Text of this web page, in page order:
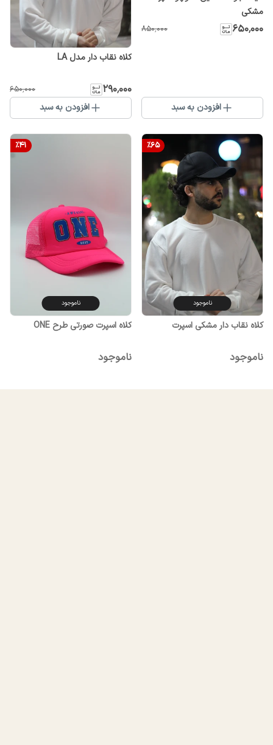
مشکی
۶۵۰٬۰۰۰ ۸۵۰٬۰۰۰
افزودن به سبد
کلاه نقاب دار مدل LA
۲۹۰٬۰۰۰ ۶۵۰٬۰۰۰
افزودن به سبد
%65
ناموجود
کلاه نقاب دار مشکی اسپرت
ناموجود
%41
ناموجود
کلاه اسپرت صورتی طرح ONE
ناموجود